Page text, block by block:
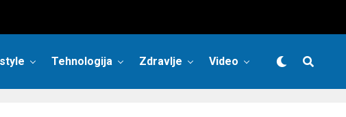
Tehnologija Zdravlje Video